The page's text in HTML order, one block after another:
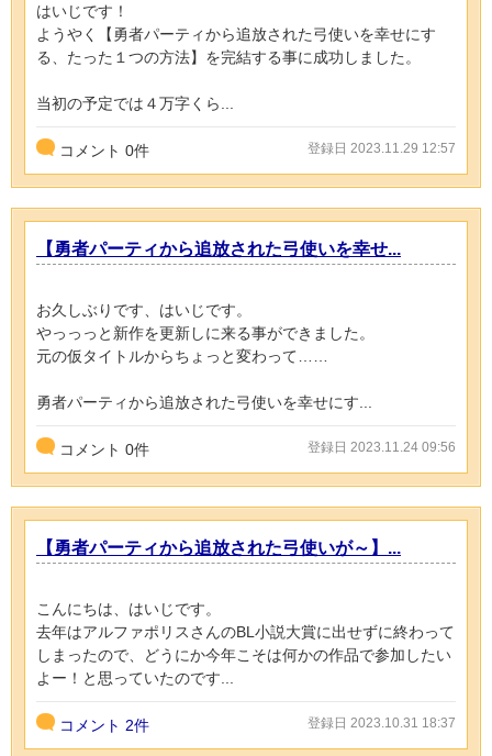
はいじです！
ようやく【勇者パーティから追放された弓使いを幸せにす
る、たった１つの方法】を完結する事に成功しました。
当初の予定では４万字くら...
コメント 0件 登録日 2023.11.29 12:57
【勇者パーティから追放された弓使いを幸せ...
お久しぶりです、はいじです。
やっっっと新作を更新しに来る事ができました。
元の仮タイトルからちょっと変わって……
勇者パーティから追放された弓使いを幸せにす...
コメント 0件 登録日 2023.11.24 09:56
【勇者パーティから追放された弓使いが～】...
こんにちは、はいじです。
去年はアルファポリスさんのBL小説大賞に出せずに終わって
しまったので、どうにか今年こそは何かの作品で参加したい
よー！と思っていたのです...
コメント 2件 登録日 2023.10.31 18:37